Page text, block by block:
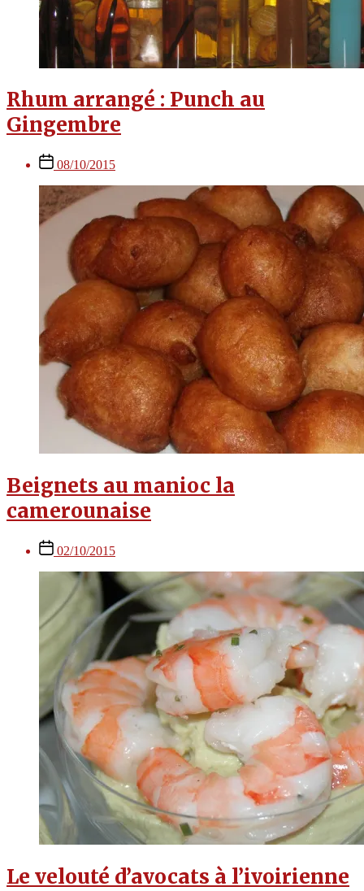
Rhum arrangé : Punch au
Gingembre
Post
date
08/10/2015
Beignets au manioc la
camerounaise
Post
date
02/10/2015
Le velouté d’avocats à l’ivoirienne